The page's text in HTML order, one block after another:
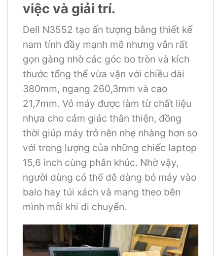
việc và giải trí.
Dell N3552 tạo ấn tượng bằng thiết kế
nam tính đầy mạnh mẽ nhưng vẫn rất
gọn gàng nhờ các góc bo tròn và kích
thước tổng thể vừa vặn với chiều dài
380mm, ngang 260,3mm và cao
21,7mm. Vỏ máy được làm từ chất liệu
nhựa cho cảm giác thân thiện, đồng
thời giúp máy trở nên nhẹ nhàng hơn so
với trong lượng của những chiếc laptop
15,6 inch cùng phân khúc. Nhờ vậy,
người dùng có thể dễ dàng bỏ máy vào
balo hay túi xách và mang theo bên
mình mỗi khi di chuyển.